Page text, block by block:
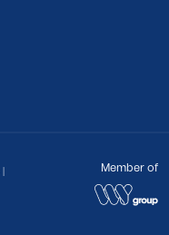
Member of